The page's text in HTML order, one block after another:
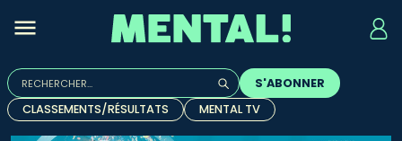
Rechercher :
Quand les résultats de l'auto-complétion sont
S'ABONNER
CLASSEMENTS/RÉSULTATS
MENTAL TV